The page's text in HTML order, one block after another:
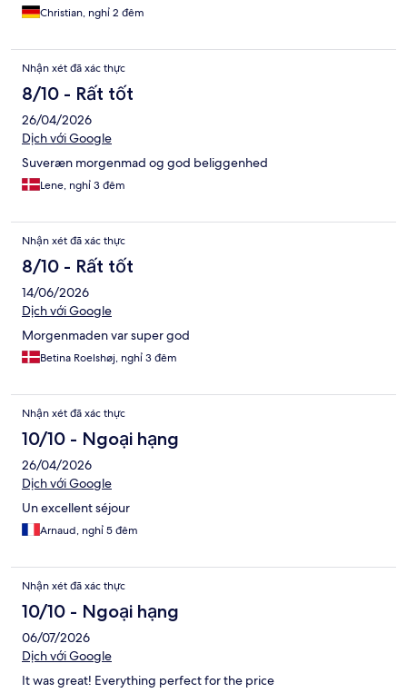
Christian, nghỉ 2 đêm
Nhận xét đã xác thực
8/10 - Rất tốt
26/04/2026
Dịch với Google
Suveræn morgenmad og god beliggenhed
Lene, nghỉ 3 đêm
Nhận xét đã xác thực
8/10 - Rất tốt
14/06/2026
Dịch với Google
Morgenmaden var super god
Betina Roelshøj, nghỉ 3 đêm
Nhận xét đã xác thực
10/10 - Ngoại hạng
26/04/2026
Dịch với Google
Un excellent séjour
Arnaud, nghỉ 5 đêm
Nhận xét đã xác thực
10/10 - Ngoại hạng
06/07/2026
Dịch với Google
It was great! Everything perfect for the price